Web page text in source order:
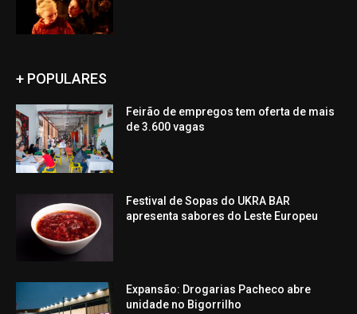
+ POPULARES
Feirão de empregos tem oferta de mais
de 3.600 vagas
Festival de Sopas do UKRA BAR
apresenta sabores do Leste Europeu
Expansão: Drogarias Pacheco abre
unidade no Bigorrilho